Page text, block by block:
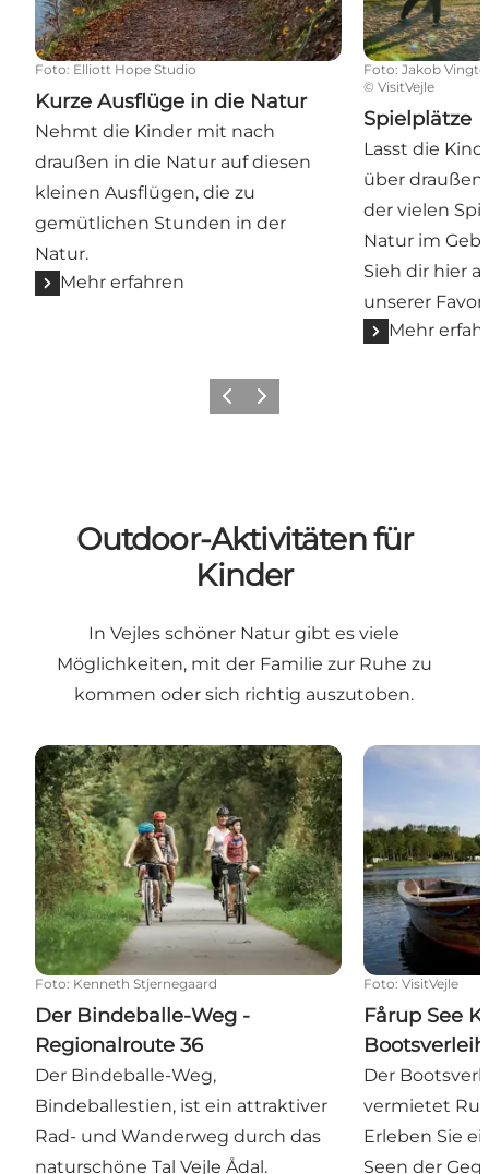
Foto: Elliott Hope Studio
Kurze Ausflüge in die Natur
Nehmt die Kinder mit nach
draußen in die Natur auf diesen
kleinen Ausflügen, die zu
gemütlichen Stunden in der
Natur.
Mehr erfahren
Foto: Jakob
©VisitVejle
Spielplätze
Lasst die
über draußen
der vielen
Natur im
Sieh dir hier
unserer
Mehr
ZurückWeiter
Outdoor-Aktivitäten für
Kinder
In Vejles schöner Natur gibt es viele
Möglichkeiten, mit der Familie zur Ruhe zu
kommen oder sich richtig auszutoben.
Der Bindeballe-Weg - Regionalroute 36
Foto: Kenneth Stjernegaard
Der Bindeballe-Weg -
Regionalroute 36
Der Bindeballe-Weg,
Bindeballestien, ist ein attraktiver
Rad- und Wanderweg durch das
naturschöne Tal Vejle Ådal.
Fårup See
Foto: VisitVejle
Fårup See
Bootsverleih
Der
vermietet
Erleben Sie
Seen der